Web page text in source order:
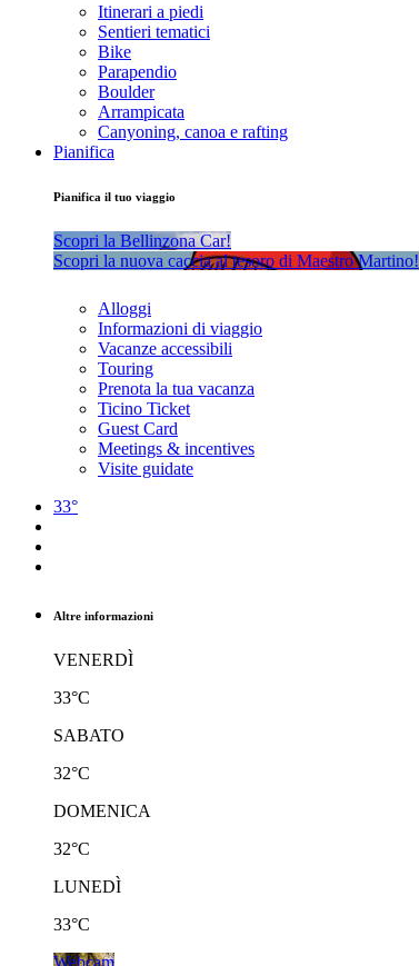
Itinerari a piedi
Sentieri tematici
Bike
Parapendio
Boulder
Arrampicata
Canyoning, canoa e rafting
Pianifica
Pianifica il tuo viaggio
Scopri la Bellinzona Car!
Scopri la nuova caccia al tesoro di Maestro Martino!
Alloggi
Informazioni di viaggio
Vacanze accessibili
Touring
Prenota la tua vacanza
Ticino Ticket
Guest Card
Meetings & incentives
Visite guidate
33°
Altre informazioni
VENERDÌ
33°C
SABATO
32°C
DOMENICA
32°C
LUNEDÌ
33°C
Webcam